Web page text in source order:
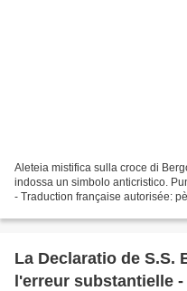
Aleteia mistifica sulla croce di
indossa un simbolo anticristico.
- Traduction française autorisée:
La Declaratio de S.S.
l'erreur substantielle -